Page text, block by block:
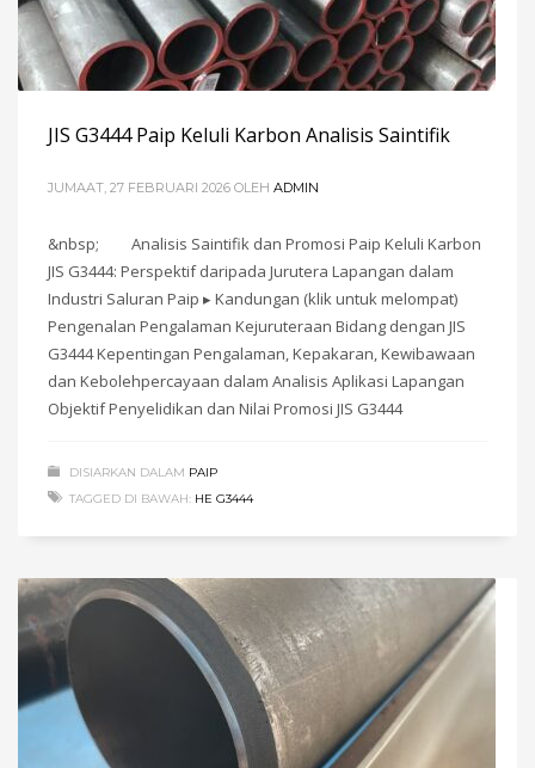
JIS G3444 Paip Keluli Karbon Analisis Saintifik
JUMAAT, 27 FEBRUARI 2026 OLEH ADMIN
&nbsp; Analisis Saintifik dan Promosi Paip Keluli Karbon
JIS G3444: Perspektif daripada Jurutera Lapangan dalam
Industri Saluran Paip ▸ Kandungan (klik untuk melompat)
Pengenalan Pengalaman Kejuruteraan Bidang dengan JIS
G3444 Kepentingan Pengalaman, Kepakaran, Kewibawaan
dan Kebolehpercayaan dalam Analisis Aplikasi Lapangan
Objektif Penyelidikan dan Nilai Promosi JIS G3444
DISIARKAN DALAM PAIP
TAGGED DI BAWAH: HE G3444